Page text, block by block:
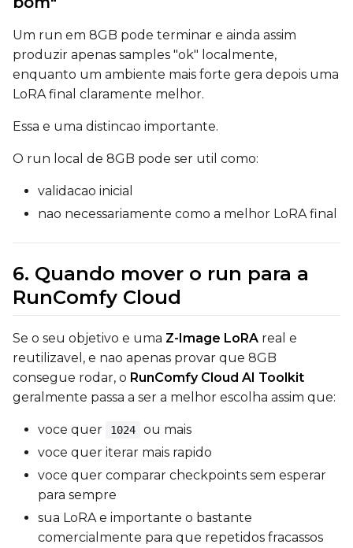
LoRA Scale
Height
LoRA Scale
Um run em 8GB pode terminar e ainda assim
produzir apenas samples "ok" localmente,
enquanto um ambiente mais forte gera depois uma
LoRA final claramente melhor.
Essa e uma distincao importante.
O run local de 8GB pode ser util como:
validacao inicial
nao necessariamente como a melhor LoRA final
6. Quando mover o run para a
RunComfy Cloud
Se o seu objetivo e uma Z-Image LoRA real e
reutilizavel, e nao apenas provar que 8GB
consegue rodar, o RunComfy Cloud AI Toolkit
geralmente passa a ser a melhor escolha assim que:
voce quer 1024
ou mais
voce quer iterar mais rapido
voce quer comparar checkpoints sem esperar
para sempre
sua LoRA e importante o bastante
comercialmente para que repetidos fracassos